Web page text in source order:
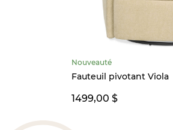
Nouveauté
Fauteuil pivotant Viola
1499,00 $